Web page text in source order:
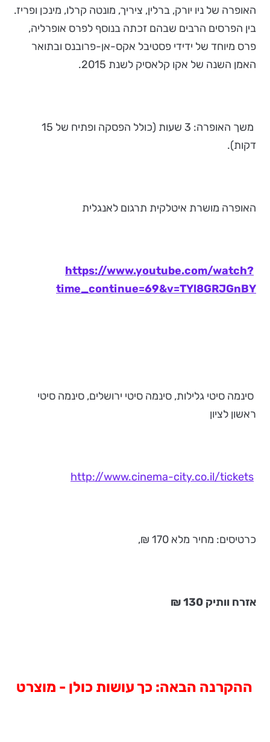
האופרה של ניו יורק, ברלין, ציריך, מונטה קרלו, מינכן ופריז.
בין הפרסים הרבים שבהם זכתה בנוסף לפרס אופרליה,
פרס מיוחד של ידידי פסטיבל אקס-אן-פרובנס ובתואר
האמן השנה של אקו קלאסיק לשנת 2015.
משך האופרה: 3 שעות (כולל הפסקה ופתיח של 15
דקות).
האופרה מושרת איטלקית תרגום לאנגלית
https://www.youtube.com/watch?
time_continue=69&v=TYl8GRJGnBY
סינמה סיטי גלילות, סינמה סיטי ירושלים, סינמה סיטי
ראשון לציון
http://www.cinema-city.co.il/tickets
כרטיסים: מחיר מלא 170 ₪,
אזרח וותיק 130 ₪
ההקרנה הבאה: כך עושות כולן - מוצרט